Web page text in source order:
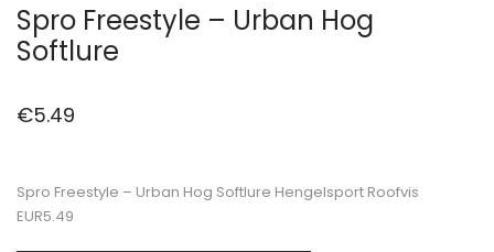
Spro Freestyle – Urban Hog
Softlure
€5.49
Spro Freestyle – Urban Hog Softlure Hengelsport Roofvis
EUR5.49